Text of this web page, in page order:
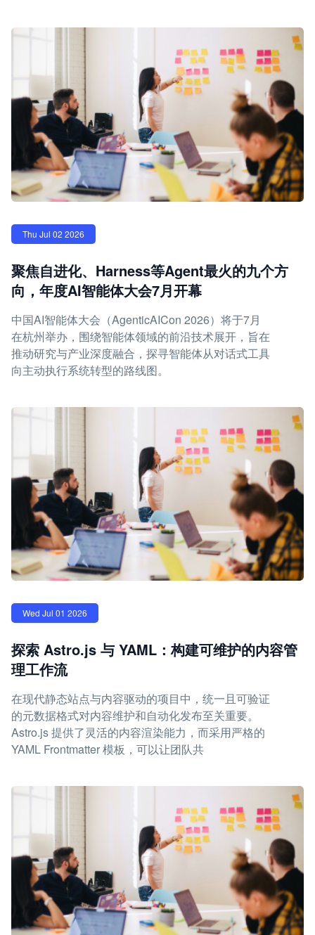
Thu Jul 02 2026
聚焦自进化、Harness等Agent最火的九个方
向，年度AI智能体大会7月开幕
中国AI智能体大会（AgenticAICon 2026）将于7月
在杭州举办，围绕智能体领域的前沿技术展开，旨在
推动研究与产业深度融合，探寻智能体从对话式工具
向主动执行系统转型的路线图。
Wed Jul 01 2026
探索 Astro.js 与 YAML：构建可维护的内容管
理工作流
在现代静态站点与内容驱动的项目中，统一且可验证
的元数据格式对内容维护和自动化发布至关重要。
Astro.js 提供了灵活的内容渲染能力，而采用严格的
YAML Frontmatter 模板，可以让团队共